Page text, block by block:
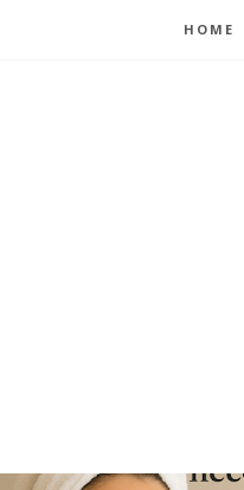
HOME